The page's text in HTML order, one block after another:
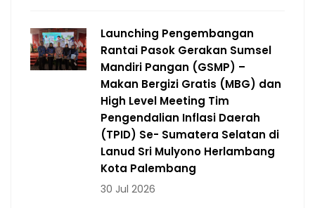
Launching Pengembangan
Rantai Pasok Gerakan Sumsel
Mandiri Pangan (GSMP) –
Makan Bergizi Gratis (MBG) dan
High Level Meeting Tim
Pengendalian Inflasi Daerah
(TPID) Se- Sumatera Selatan di
Lanud Sri Mulyono Herlambang
Kota Palembang
30 Jul 2026